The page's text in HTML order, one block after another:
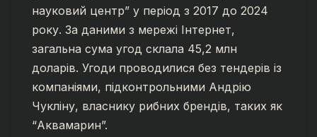
науковий центр” у період з 2017 до 2024
року. За даними з мережі Інтернет,
загальна сума угод склала 45,2 млн
доларів. Угоди проводилися без тендерів із
компаніями, підконтрольними Андрію
Чукліну, власнику рибних брендів, таких як
“Аквамарин”.